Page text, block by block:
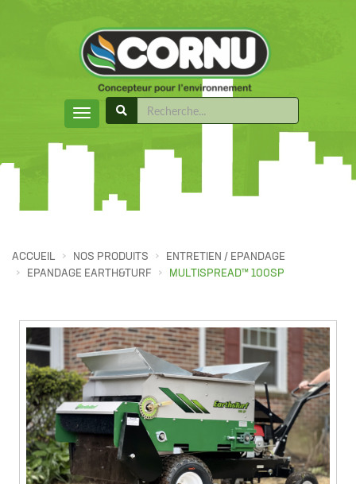
ACCUEIL NOS PRODUITS
ENTRETIEN / EPANDAGE
EPANDAGE EARTH&TURF
MULTISPREAD™ 100SP